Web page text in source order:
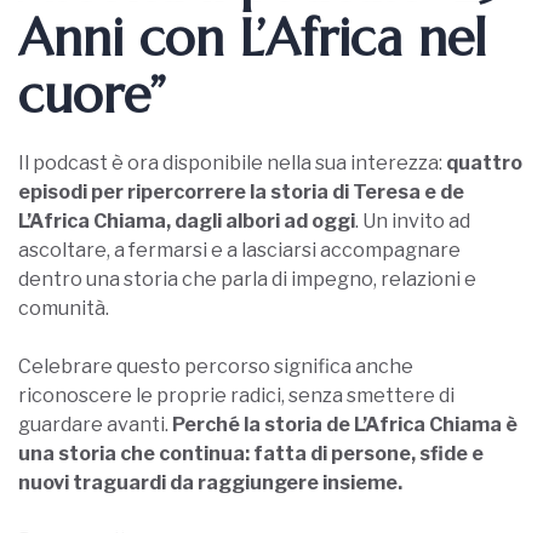
Anni con L’Africa nel
cuore”
Il podcast è ora disponibile nella sua interezza: quattro
episodi per ripercorrere la storia di Teresa e de
L’Africa Chiama, dagli albori ad oggi. Un invito ad
ascoltare, a fermarsi e a lasciarsi accompagnare
dentro una storia che parla di impegno, relazioni e
comunità.
Celebrare questo percorso significa anche
riconoscere le proprie radici, senza smettere di
guardare avanti. Perché la storia de L’Africa Chiama è
una storia che continua: fatta di persone, sfide e
nuovi traguardi da raggiungere insieme.